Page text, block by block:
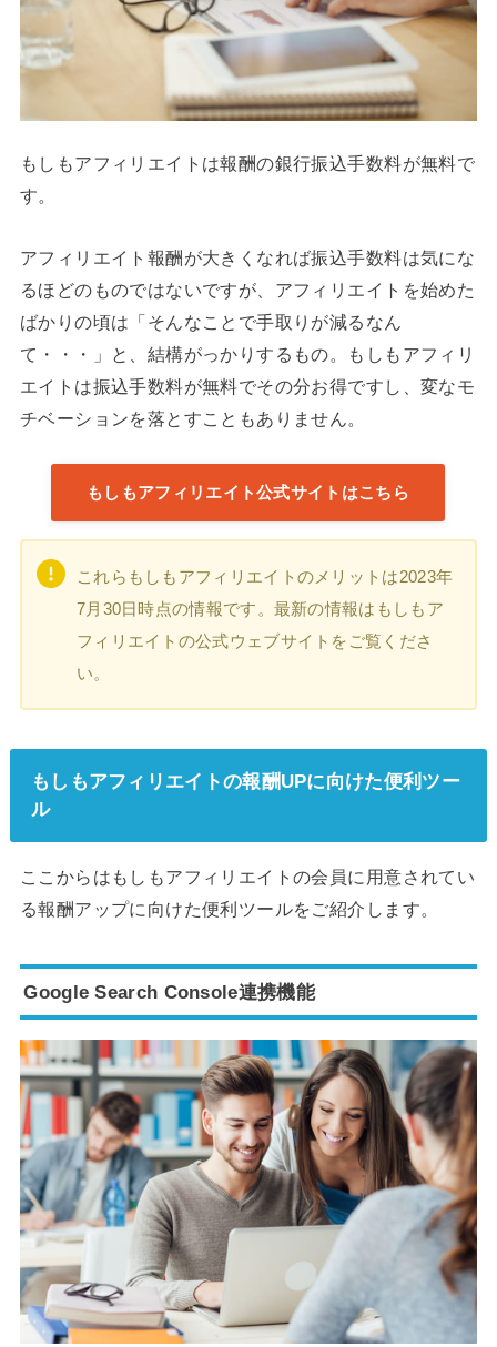
もしもアフィリエイトは報酬の銀行振込手数料が無料で
す。
アフィリエイト報酬が大きくなれば振込手数料は気にな
るほどのものではないですが、アフィリエイトを始めた
ばかりの頃は「そんなことで手取りが減るなん
て・・・」と、結構がっかりするもの。もしもアフィリ
エイトは振込手数料が無料でその分お得ですし、変なモ
チベーションを落とすこともありません。
もしもアフィリエイト公式サイトはこちら
これらもしもアフィリエイトのメリットは2023年
7月30日時点の情報です。最新の情報はもしもア
フィリエイトの公式ウェブサイトをご覧くださ
い。
もしもアフィリエイトの報酬UPに向けた便利ツー
ル
ここからはもしもアフィリエイトの会員に用意されてい
る報酬アップに向けた便利ツールをご紹介します。
Google Search Console連携機能